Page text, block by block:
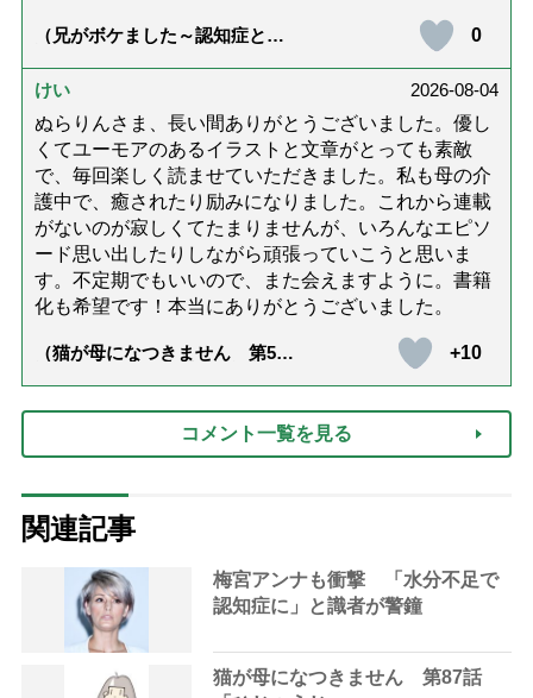
（兄がボケました～認知症と介
達』が届きました」）
0
けい
2026-08-04
ぬらりんさま、長い間ありがとうございました。優し
くてユーモアのあるイラストと文章がとっても素敵
で、毎回楽しく読ませていただきました。私も母の介
護中で、癒されたり励みになりました。これから連載
がないのが寂しくてたまりませんが、いろんなエピソ
ード思い出したりしながら頑張っていこうと思いま
す。不定期でもいいので、また会えますように。書籍
化も希望です！本当にありがとうございました。
（猫が母になつきません 第500
+10
コメント一覧を見る
関連記事
梅宮アンナも衝撃 「水分不足で
認知症に」と識者が警鐘
猫が母になつきません 第87話